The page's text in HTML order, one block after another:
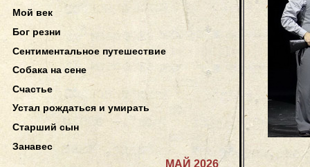
Мой век
Бог резни
Сентиментальное путешествие
Собака на сене
Счастье
Устал рождаться и умирать
Старший сын
Занавес
МАЙ 2026